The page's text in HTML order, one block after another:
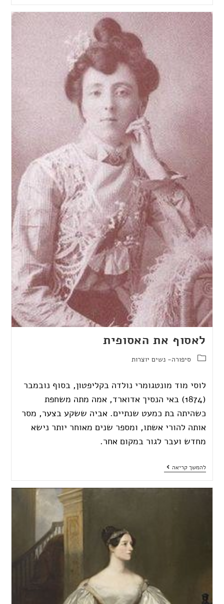
לאסוף את האסופית
סיפורה- נשים יוצרות
לוסי מוד מונטגומרי נולדה בקליפטון, בסוף נובמבר
(1874) באי הנסיך אדוארד, אמה מתה משחפת
כשהיתה בת כמעט שנתיים. אביה ששקע בצער, מסר
אותה להורי אשתו, ומספר שנים מאוחר יותר נישא
מחדש ועבר לגור במקום אחר.
להמשך קריאה